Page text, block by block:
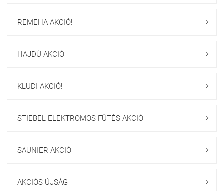
REMEHA AKCIÓ! 
HAJDÚ AKCIÓ 
KLUDI AKCIÓ! 
STIEBEL ELEKTROMOS FŰTÉS AKCIÓ 
SAUNIER AKCIÓ 
AKCIÓS ÚJSÁG 